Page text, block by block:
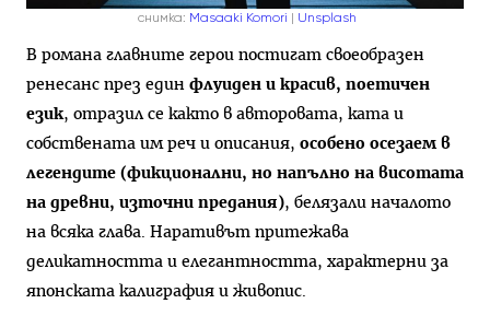
снимка: Masaaki Komori | Unsplash
В романа главните герои постигат своеобразен
ренесанс през един флуиден и красив, поетичен
език, отразил се както в авторовата, ката и
собствената им реч и описания, особено осезаем в
легендите (фикционални, но напълно на висотата
на древни, източни предания), белязали началото
на всяка глава. Наративът притежава
деликатността и елегантността, характерни за
японската калиграфия и живопис.